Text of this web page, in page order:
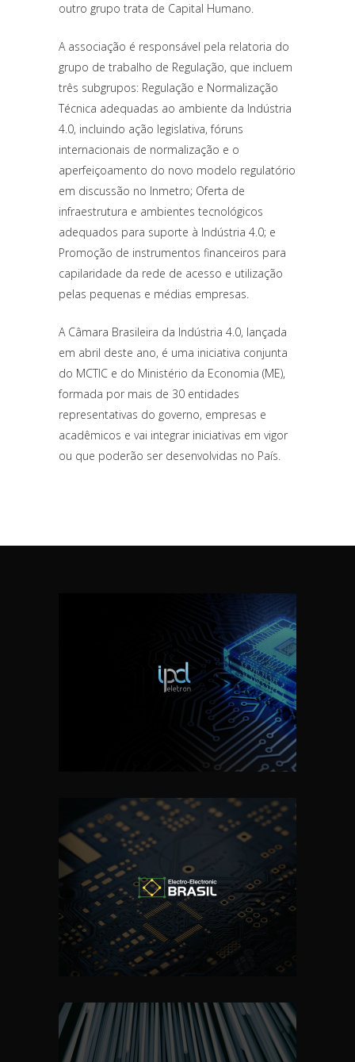
outro grupo trata de Capital Humano.
A associação é responsável pela relatoria do
grupo de trabalho de Regulação, que incluem
três subgrupos: Regulação e Normalização
Técnica adequadas ao ambiente da Indústria
4.0, incluindo ação legislativa, fóruns
internacionais de normalização e o
aperfeiçoamento do novo modelo regulatório
em discussão no Inmetro; Oferta de
infraestrutura e ambientes tecnológicos
adequados para suporte à Indústria 4.0; e
Promoção de instrumentos financeiros para
capilaridade da rede de acesso e utilização
pelas pequenas e médias empresas.
A Câmara Brasileira da Indústria 4.0, lançada
em abril deste ano, é uma iniciativa conjunta
do MCTIC e do Ministério da Economia (ME),
formada por mais de 30 entidades
representativas do governo, empresas e
acadêmicos e vai integrar iniciativas em vigor
ou que poderão ser desenvolvidas no País.